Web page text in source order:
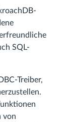
SQL-
Treiber,
von